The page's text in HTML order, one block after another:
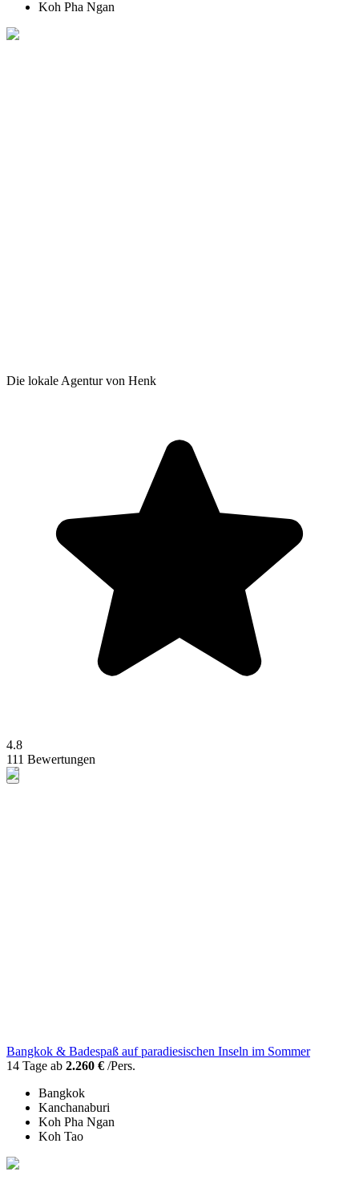
Koh Pha Ngan
Die lokale Agentur von Henk
4.8
111 Bewertungen
Bangkok & Badespaß auf paradiesischen Inseln im Sommer
14 Tage ab 2.260 € /Pers.
Bangkok
Kanchanaburi
Koh Pha Ngan
Koh Tao